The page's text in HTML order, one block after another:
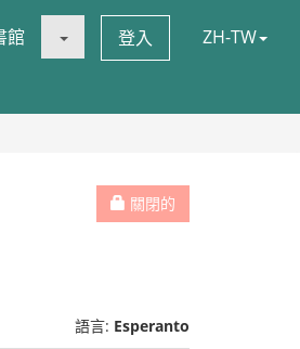
館 登入 ZH-TW
關閉的
語言: Esperanto